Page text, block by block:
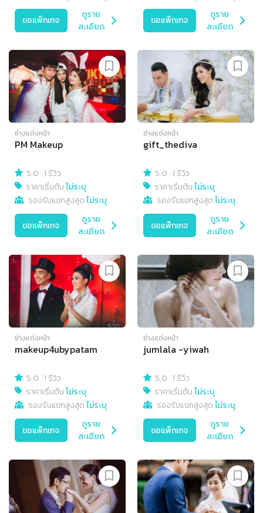
ขอแพ็กเกจ
ดูราย
ละเอียด
ขอแพ็กเกจ
ดูราย
ละเอียด
ช่างแต่งหน้า
PM Makeup
5.0 ·1 รีวิว
ราคาเริ่มต้นไม่ระบุ
รองรับแขกสูงสุดไม่ระบุ
ขอแพ็กเกจ
ดูราย
ละเอียด
ช่างแต่งหน้า
gift_thediva
5.0 ·1 รีวิว
ราคาเริ่มต้นไม่ระบุ
รองรับแขกสูงสุดไม่ระบุ
ขอแพ็กเกจ
ดูราย
ละเอียด
ช่างแต่งหน้า
makeup4ubypatam
5.0 ·1 รีวิว
ราคาเริ่มต้นไม่ระบุ
รองรับแขกสูงสุดไม่ระบุ
ขอแพ็กเกจ
ดูราย
ละเอียด
ช่างแต่งหน้า
jumlala -yiwah
5.0 ·1 รีวิว
ราคาเริ่มต้นไม่ระบุ
รองรับแขกสูงสุดไม่ระบุ
ขอแพ็กเกจ
ดูราย
ละเอียด